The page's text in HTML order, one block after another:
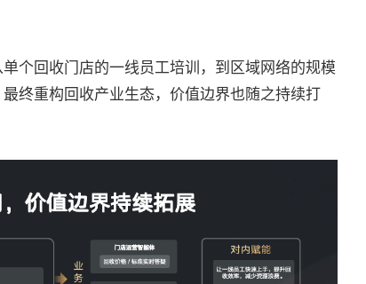
个回收门店的一线员工培训，到区域网络的规模
终重构回收产业生态，价值边界也随之持续打